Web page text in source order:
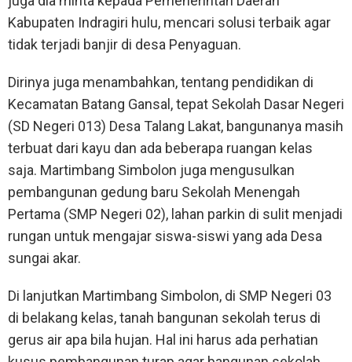
Kabupaten Indragiri hulu, mencari solusi terbaik agar
tidak terjadi banjir di desa Penyaguan.
Dirinya juga menambahkan, tentang pendidikan di
Kecamatan Batang Gansal, tepat Sekolah Dasar Negeri
(SD Negeri 013) Desa Talang Lakat, bangunanya masih
terbuat dari kayu dan ada beberapa ruangan kelas
saja. Martimbang Simbolon juga mengusulkan
pembangunan gedung baru Sekolah Menengah
Pertama (SMP Negeri 02), lahan parkin di sulit menjadi
rungan untuk mengajar siswa-siswi yang ada Desa
sungai akar.
Di lanjutkan Martimbang Simbolon, di SMP Negeri 03
di belakang kelas, tanah bangunan sekolah terus di
gerus air apa bila hujan. Hal ini harus ada perhatian